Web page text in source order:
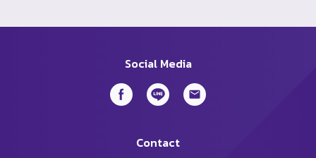
Social Media
Contact